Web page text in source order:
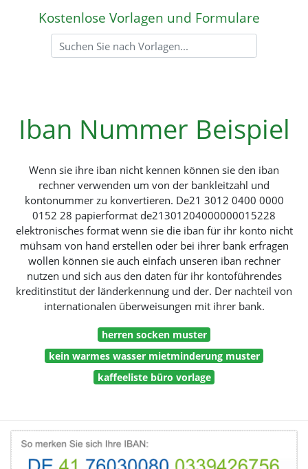
Kostenlose Vorlagen und Formulare
Iban Nummer Beispiel
Wenn sie ihre iban nicht kennen können sie den iban
rechner verwenden um von der bankleitzahl und
kontonummer zu konvertieren. De21 3012 0400 0000
0152 28 papierformat de21301204000000015228
elektronisches format wenn sie die iban für ihr konto nicht
mühsam von hand erstellen oder bei ihrer bank erfragen
wollen können sie auch einfach unseren iban rechner
nutzen und sich aus den daten für ihr kontoführendes
kreditinstitut der länderkennung und der. Der nachteil von
internationalen überweisungen mit ihrer bank.
herren socken muster
kein warmes wasser mietminderung muster
kaffeeliste büro vorlage